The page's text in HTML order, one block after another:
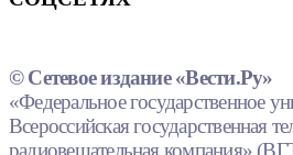
© Сетевое издание «Вести.Ру»
«Федеральное государственное
Всероссийская государственная
радиовещательная компания»